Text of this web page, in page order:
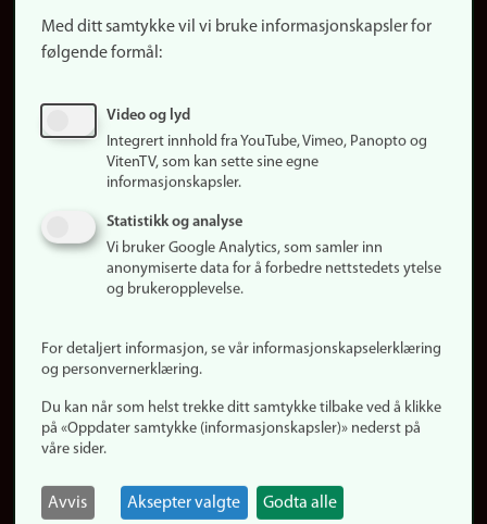
Finn studier
Ledige stillinger
Om nettstedet
Informasjonskapsler
Personvern
Logg inn
Rediger din ansattside
Med ditt samtykke vil vi bruke informasjonskapsler for
følgende formål:
Video og lyd
Integrert innhold fra YouTube, Vimeo, Panopto og
VitenTV, som kan sette sine egne
informasjonskapsler.
Statistikk og analyse
Vi bruker Google Analytics, som samler inn
anonymiserte data for å forbedre nettstedets ytelse
og brukeropplevelse.
For detaljert informasjon, se vår informasjonskapselerklæring
og personvernerklæring.
Du kan når som helst trekke ditt samtykke tilbake ved å klikke
på «Oppdater samtykke (informasjonskapsler)» nederst på
våre sider.
Avvis Aksepter valgte Godta alle